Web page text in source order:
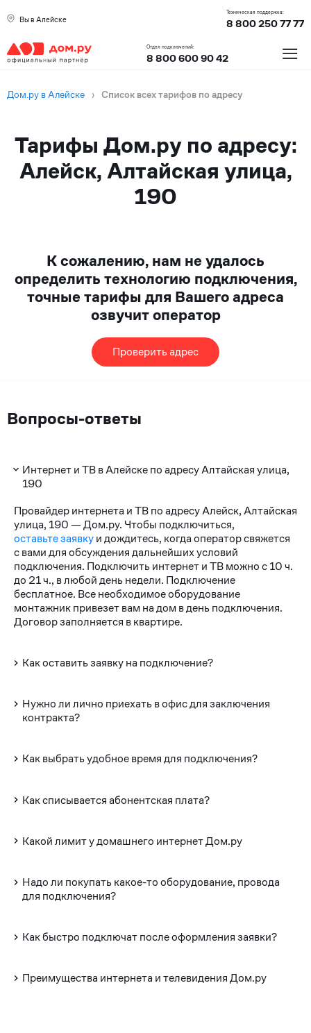
Вы в Алейске
Техническая поддержка:
8 800 250 77 77
Отдел подключений:
8 800 600 90 42 ≡
Дом.ру в Алейске › Список всех тарифов по адресу
Тарифы Дом.ру по адресу:
Алейск, Алтайская улица,
190
К сожалению, нам не удалось
определить технологию подключения,
точные тарифы для Вашего адреса
озвучит оператор
Проверить адрес
Вопросы-ответы
Интернет и ТВ в Алейске по адресу Алтайская улица,
190
Провайдер интернета и ТВ по адресу Алейск, Алтайская
улица, 190 — Дом.ру. Чтобы подключиться,
оставьте заявкуи дождитесь, когда оператор свяжется
с вами для обсуждения дальнейших условий
подключения. Подключить интернет и ТВ можно с 10 ч.
до 21 ч., в любой день недели. Подключение
бесплатное. Все необходимое оборудование
монтажник привезет вам на дом в день подключения.
Договор заполняется в квартире.
Как оставить заявку на подключение?
Нужно ли лично приехать в офис для заключения
контракта?
Как выбрать удобное время для подключения?
Как списывается абонентская плата?
Какой лимит у домашнего интернет Дом.ру
Надо ли покупать какое-то оборудование, провода
для подключения?
Как быстро подключат после оформления заявки?
Преимущества интернета и телевидения Дом.ру